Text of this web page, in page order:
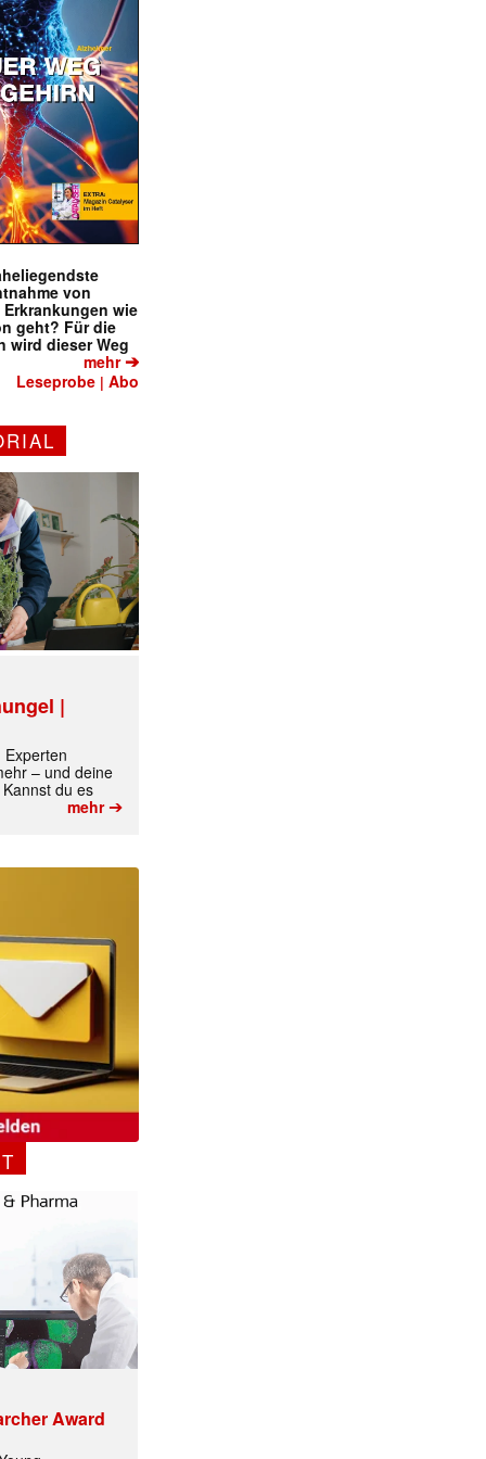
von
wie
geht? Für die
wird dieser Weg
mehr➔
Leseprobe |Abo
|
Experten
– und deine
du es
mehr➔
Award